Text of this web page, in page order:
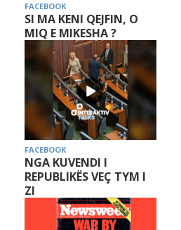
FACEBOOK
SI MA KENI QEJFIN, O
MIQ E MIKESHA ?
FACEBOOK
NGA KUVENDI I
REPUBLIKËS VEÇ TYM I
ZI